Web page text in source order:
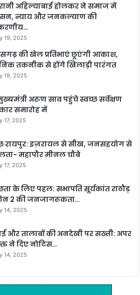
अहिल्याबाई होलकर ने समाज में
न्याय और जनकल्याण की
19, 2025
की खेल प्रतिभाएं छूएंगी आकाश,
तकनीक से होंगे खिलाड़ी पारंगत
19, 2025
अरुण साव पहुंचे स्वच्छ सर्वेक्षण
समारोह में
17, 2025
रायपुर: इज़रायल से सीख, जनसहयोग से
महापौर मीनल चौबे
17, 2025
के लिए पहल: सभापति सूर्यकांत राठौड़
2 की जनजागरूकता…
14, 2025
और तालाबों की अनदेखी पर सख्ती: अपर
ने दिए नोटिस…
14, 2025